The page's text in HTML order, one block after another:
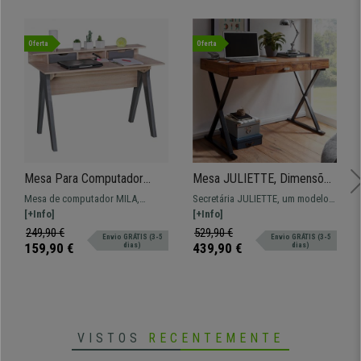
Oferta
Mesa Para Computador
MILA, Design Moderno,
Dimensões 120x59x86 cm,
Em Madeira, Cor Carvalho
Mesa de computador MILA,
dimensões de 120 x 59 e 86 cm de
altura. Um modelo de design
moderno que será perfeito em
qualquer local.
[+Info]
249,90 €
159,90 €
Envio GRÁTIS (3-5
dias)
Oferta
Mesa JULIETTE, Dimensões
120x55x78 cm, Pernas
Negras, Madeira Maciça
Secretária JULIETTE, um modelo
artesanal em madeira maciça, com
gaveta frontal.
[+Info]
529,90 €
439,90 €
Envio GRÁTIS (3-5
dias)
VISTOS RECENTEMENTE